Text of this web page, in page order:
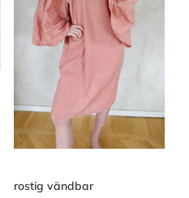
rostig vändbar